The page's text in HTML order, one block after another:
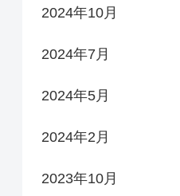
2024年10月
2024年7月
2024年5月
2024年2月
2023年10月